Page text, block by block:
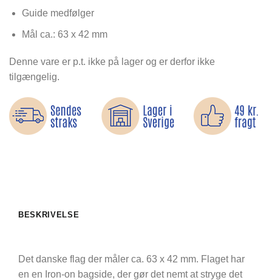
på
kundebedømmelse
Guide medfølger
Mål ca.: 63 x 42 mm
Denne vare er p.t. ikke på lager og er derfor ikke
tilgængelig.
BESKRIVELSE
Det danske flag der måler ca. 63 x 42 mm. Flaget har
en en Iron-on bagside, der gør det nemt at stryge det